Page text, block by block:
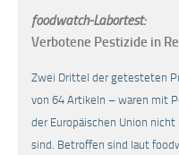
foodwatch-Labortest:
Verbotene Pestizide in
Zwei Drittel der getesteten
von 64 Artikeln – waren mit
der Europäischen Union nicht
sind. Betroffen sind laut